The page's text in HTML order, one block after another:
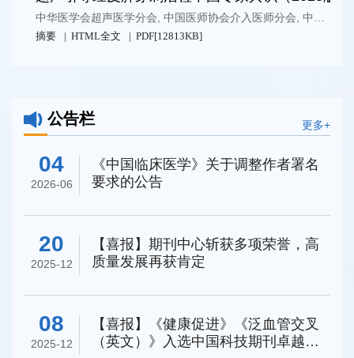
中华医学会超声医学分会 中国医师协会介入医师分会 中国抗癌协会肿瘤微创治疗专业委员会
摘要 HTML全文 PDF[12813KB]
公告栏 更多+
04
2026-06
《中国临床医学》关于调整作者署名
要求的公告
20
2025-12
【喜报】期刊中心斩获多项荣誉，高
质量发展再获肯定
08
2025-12
【喜报】《健康促进》《泛血管交叉
（英文）》入选中国科技期刊卓越行